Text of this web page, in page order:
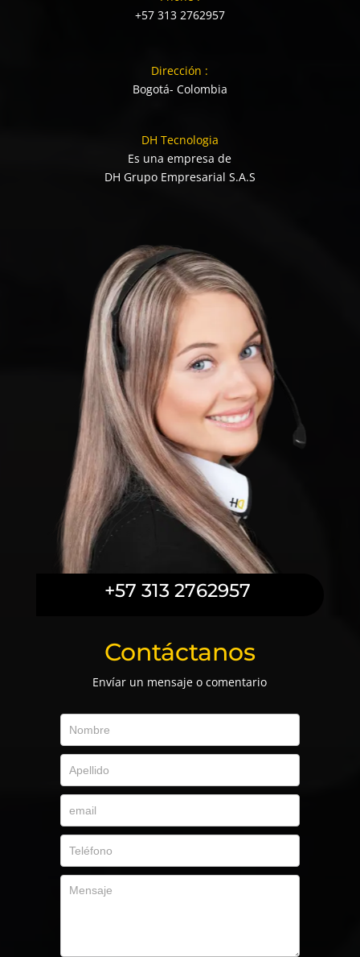
+57 313 2762957
Dirección :
Bogotá- Colombia
DH Tecnologia
Es una empresa de
DH Grupo Empresarial S.A.S
+57 313 2762957
Contáctanos
Envíar un mensaje o comentario